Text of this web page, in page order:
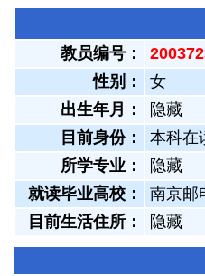
教员编号：
性别：
女
出生年月：
隐藏
目前身份： 本科在
所学专业：
隐藏
就读毕业高校：
南京邮
目前生活住所：
隐藏